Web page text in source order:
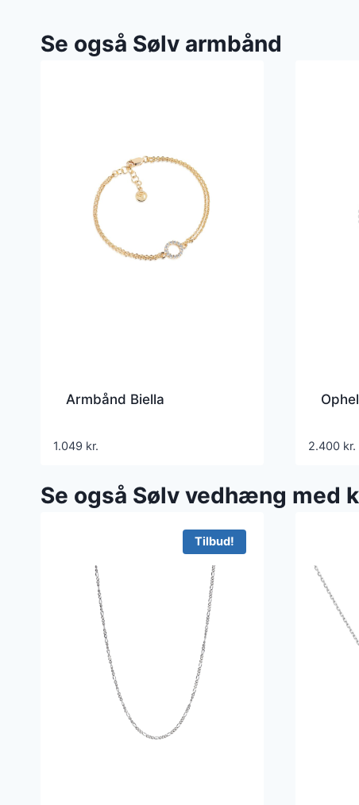
Se også Sølv armbånd
Armbånd Biella
1.049 kr. 2.400 kr.
Se også Sølv vedhæng med
Tilbud!